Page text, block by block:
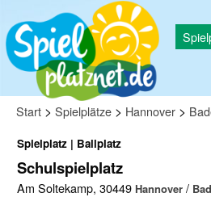
Start > Spielplätze > Hannover >
Spielplatz | Ballplatz
Schulspielplatz
Am Soltekamp, 30449 Hannover /